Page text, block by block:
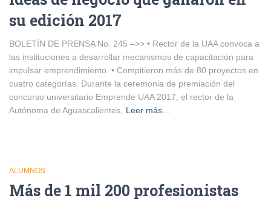
su edición 2017
BOLETÍN DE PRENSA No. 245 –>> • Rector de la UAA convoca a
las instituciones a desarrollar mecanismos de capacitación para
impulsar emprendimiento. • Compitieron más de 80 proyectos en
cuatro categorías. Durante la ceremonia de premiación del
concurso universitario Emprende UAA 2017, el rector de la
Autónoma de Aguascalientes,
Leer más…
ALUMNOS
Más de 1 mil 200 profesionistas